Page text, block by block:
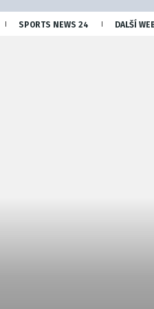
SPORTS NEWS 24 DALŠÍ